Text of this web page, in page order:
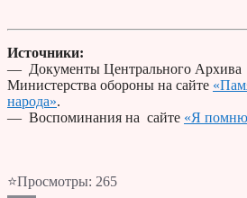
Источники:
— Документы Центрального Архива
Министерства обороны на сайте
народа».
— Воспоминания на сайте «Я
⭐Просмотры: 265